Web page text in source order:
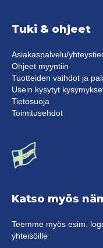
Tuki & ohjeet
Asiakaspalvelu/
Ohjeet myyntiin
Tuotteiden vaihdot ja
Usein kysytyt
Tietosuoja
Toimitusehdot
Katso myös
Teemme myös esim.
yhteisöille